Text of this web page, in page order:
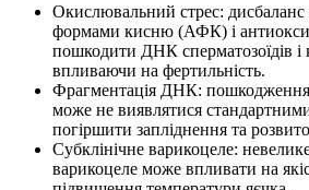
Окислювальний стрес:
формами кисню (АФК) і
пошкодити ДНК сперматозоїдів і
впливаючи на фертильність.
Фрагментація ДНК: пошкодження
може не виявлятися
погіршити запліднення та
Субклінічне варикоцеле:
варикоцеле може впливати на